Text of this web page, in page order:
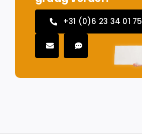
+31 (0)6 23 34 01 75